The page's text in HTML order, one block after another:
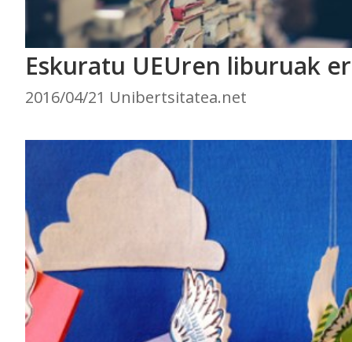
Eskuratu UEUren liburuak
2016/04/21 Unibertsitatea.net